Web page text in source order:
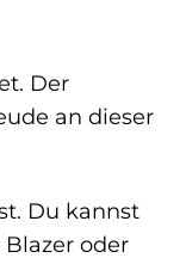
Der
an dieser
Du kannst
oder